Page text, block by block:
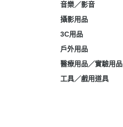
音樂／影音
攝影用品
3C用品
戶外用品
醫療用品／實驗用品
工具／戲用道具